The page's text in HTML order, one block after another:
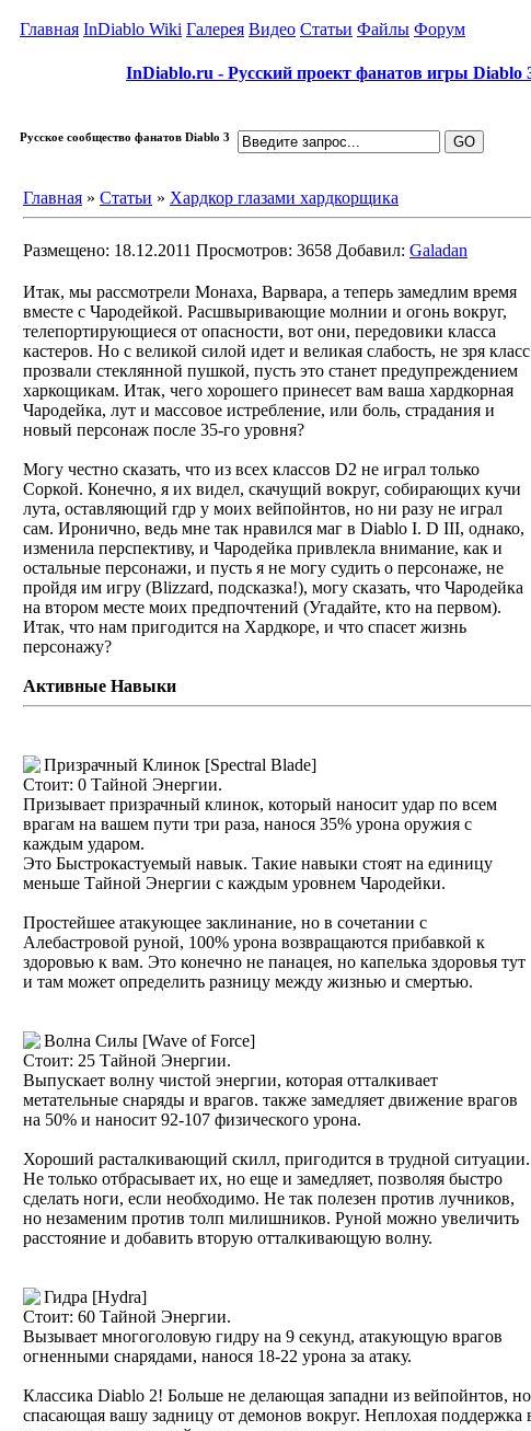
Главная InDiablo Wiki Галерея Видео Статьи Файлы Форум
InDiablo.ru - Русский проект фанатов игры Diablo
Русское сообщество фанатов Diablo 3
Главная » Статьи » Хардкор глазами хардкорщика
Размещено: 18.12.2011 Просмотров: 3658 Добавил: Galadan
Итак, мы рассмотрели Монаха, Варвара, а теперь замедлим время
вместе с Чародейкой. Расшвыривающие молнии и огонь вокруг,
телепортирующиеся от опасности, вот они, передовики класса
кастеров. Но с великой силой идет и великая слабость, не зря класс
прозвали стеклянной пушкой, пусть это станет предупреждением
харкощикам. Итак, чего хорошего принесет вам ваша хардкорная
Чародейка, лут и массовое истребление, или боль, страдания и
новый персонаж после 35-го уровня?
Могу честно сказать, что из всех классов D2 не играл только
Соркой. Конечно, я их видел, скачущий вокруг, собирающих кучи
лута, оставляющий гдр у моих вейпойнтов, но ни разу не играл
сам. Иронично, ведь мне так нравился маг в Diablo I. D III, однако,
изменила перспективу, и Чародейка привлекла внимание, как и
остальные персонажи, и пусть я не могу судить о персонаже, не
пройдя им игру (Blizzard, подсказка!), могу сказать, что Чародейка
на втором месте моих предпочтений (Угадайте, кто на первом).
Итак, что нам пригодится на Хардкоре, и что спасет жизнь
персонажу?
Активные Навыки
Призрачный Клинок [Spectral Blade]
Стоит: 0 Тайной Энергии.
Призывает призрачный клинок, который наносит удар по всем
врагам на вашем пути три раза, нанося 35% урона оружия с
каждым ударом.
Это Быстрокастуемый навык. Такие навыки стоят на единицу
меньше Тайной Энергии с каждым уровнем Чародейки.
Простейшее атакующее заклинание, но в сочетании с
Алебастровой руной, 100% урона возвращаются прибавкой к
здоровью к вам. Это конечно не панацея, но капелька здоровья тут
и там может определить разницу между жизнью и смертью.
Волна Силы [Wave of Force]
Стоит: 25 Тайной Энергии.
Выпускает волну чистой энергии, которая отталкивает
метательные снаряды и врагов. также замедляет движение врагов
на 50% и наносит 92-107 физического урона.
Хороший расталкивающий скилл, пригодится в трудной ситуации.
Не только отбрасывает их, но еще и замедляет, позволяя быстро
сделать ноги, если необходимо. Не так полезен против лучников,
но незаменим против толп милишников. Руной можно увеличить
расстояние и добавить вторую отталкивающую волну.
Гидра [Hydra]
Стоит: 60 Тайной Энергии.
Вызывает многоголовую гидру на 9 секунд, атакующую врагов
огненными снарядами, нанося 18-22 урона за атаку.
Классика Diablo 2! Больше не делающая западни из вейпойнтов, но
спасающая вашу задницу от демонов вокруг. Неплохая поддержка